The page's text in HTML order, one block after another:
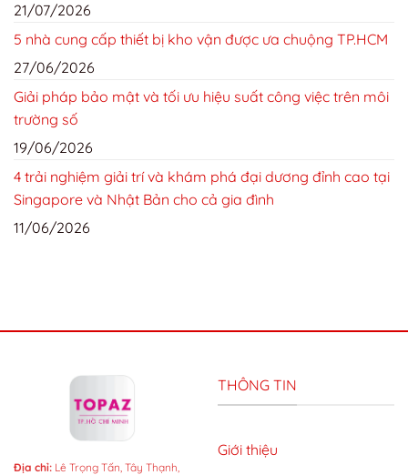
21/07/2026
5 nhà cung cấp thiết bị kho vận được ưa chuộng TP.HCM
27/06/2026
Giải pháp bảo mật và tối ưu hiệu suất công việc trên môi
trường số
19/06/2026
4 trải nghiệm giải trí và khám phá đại dương đỉnh cao tại
Singapore và Nhật Bản cho cả gia đình
11/06/2026
Địa chỉ: Lê Trọng Tấn, Tây Thạnh,
THÔNG TIN
Giới thiệu